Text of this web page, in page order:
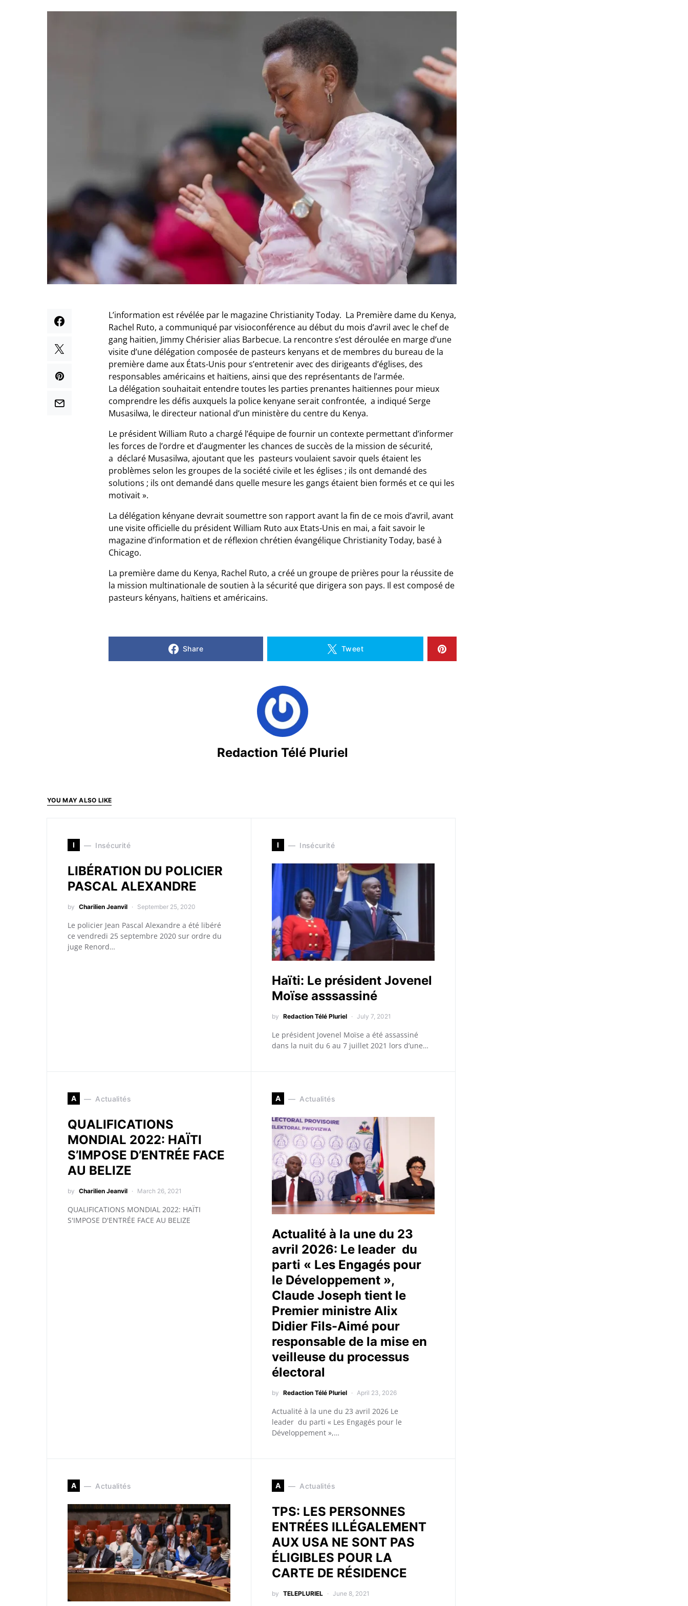
L’information est révélée par le magazine Christianity Today. La Première dame du Kenya,
Rachel Ruto, a communiqué par visioconférence au début du mois d’avril avec le chef de
gang haitien, Jimmy Chérisier alias Barbecue. La rencontre s’est déroulée en marge d’une
visite d’une délégation composée de pasteurs kenyans et de membres du bureau de la
première dame aux États-Unis pour s’entretenir avec des dirigeants d’églises, des
responsables américains et haïtiens, ainsi que des représentants de l’armée.
La délégation souhaitait entendre toutes les parties prenantes haïtiennes pour mieux
comprendre les défis auxquels la police kenyane serait confrontée, a indiqué Serge
Musasilwa, le directeur national d’un ministère du centre du Kenya.
Le président William Ruto a chargé l’équipe de fournir un contexte permettant d’informer
les forces de l’ordre et d’augmenter les chances de succès de la mission de sécurité,
a déclaré Musasilwa, ajoutant que les pasteurs voulaient savoir quels étaient les
problèmes selon les groupes de la société civile et les églises ; ils ont demandé des
solutions ; ils ont demandé dans quelle mesure les gangs étaient bien formés et ce qui les
motivait ».
La délégation kényane devrait soumettre son rapport avant la fin de ce mois d’avril, avant
une visite officielle du président William Ruto aux Etats-Unis en mai, a fait savoir le
magazine d’information et de réflexion chrétien évangélique Christianity Today, basé à
Chicago.
La première dame du Kenya, Rachel Ruto, a créé un groupe de prières pour la réussite de
la mission multinationale de soutien à la sécurité que dirigera son pays. Il est composé de
pasteurs kényans, haïtiens et américains.
Share Tweet
Redaction Télé Pluriel
YOU MAY ALSO LIKE
I Insécurité
LIBÉRATION DU POLICIER
PASCAL ALEXANDRE
by Charilien Jeanvil September 25, 2020
Le policier Jean Pascal Alexandre a été libéré
ce vendredi 25 septembre 2020 sur ordre du
juge Renord…
I Insécurité
Haïti: Le président Jovenel
Moïse asssassiné
by Redaction Télé Pluriel July 7, 2021
Le président Jovenel Moïse a été assassiné
dans la nuit du 6 au 7 juillet 2021 lors d’une…
A Actualités
QUALIFICATIONS
MONDIAL 2022: HAÏTI
S’IMPOSE D’ENTRÉE FACE
AU BELIZE
by Charilien Jeanvil March 26, 2021
QUALIFICATIONS MONDIAL 2022: HAÏTI
S'IMPOSE D'ENTRÉE FACE AU BELIZE
A Actualités
Actualité à la une du 23
avril 2026: Le leader du
parti « Les Engagés pour
le Développement »,
Claude Joseph tient le
Premier ministre Alix
Didier Fils-Aimé pour
responsable de la mise en
veilleuse du processus
électoral
by Redaction Télé Pluriel April 23, 2026
Actualité à la une du 23 avril 2026 Le
leader du parti « Les Engagés pour le
Développement »,…
A Actualités A Actualités
TPS: LES PERSONNES
ENTRÉES ILLÉGALEMENT
AUX USA NE SONT PAS
ÉLIGIBLES POUR LA
CARTE DE RÉSIDENCE
by TELEPLURIEL June 8, 2021